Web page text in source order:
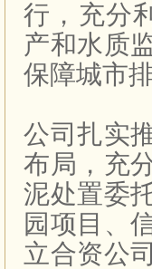
行，充分
产和水质
保障城市
公司扎实
布局，充
泥处置委
园项目、
立合资公